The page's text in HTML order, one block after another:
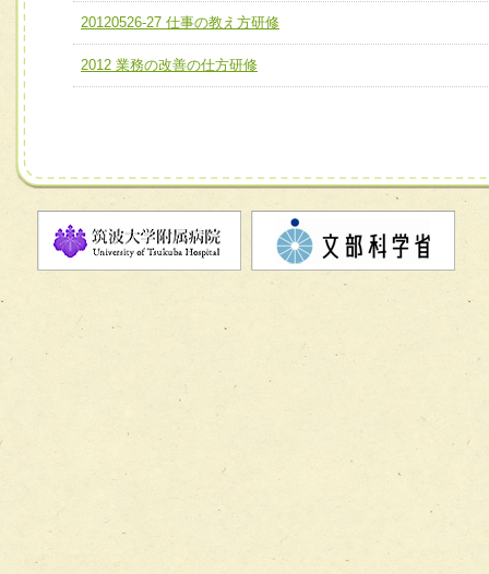
ユニット３ 多職種連携力
他職種の視点とスキルを学び、相互理解と連携を深める
チーム05【せん妄対策チーム】
チーム08【地域関係機関と連携した小児リハビリテーショ
チーム09【術前から始める周術期リハビリテーションチー
チーム11【摂食・嚥下サポートチーム】
チーム12【こどもの食育支援チーム】
チーム13【非がんに対する緩和ケアチーム】
20120526-27 仕事の教え方研修
2012 業務の改善の仕方研修